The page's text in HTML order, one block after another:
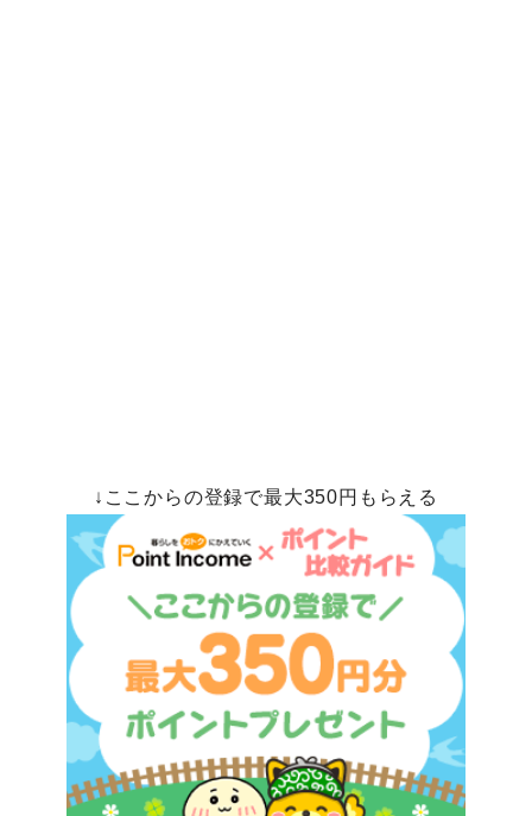
↓ここからの登録で最大350円もらえる